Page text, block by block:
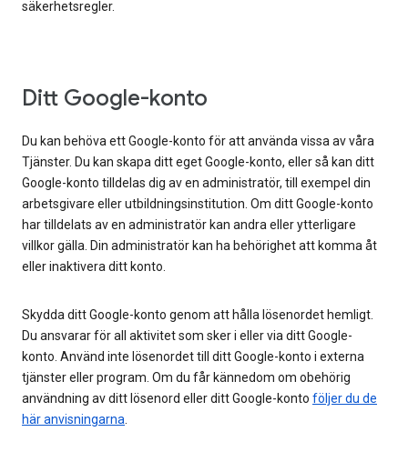
säkerhetsregler.
Ditt Google-konto
Du kan behöva ett Google-konto för att använda vissa av våra
Tjänster. Du kan skapa ditt eget Google-konto, eller så kan ditt
Google-konto tilldelas dig av en administratör, till exempel din
arbetsgivare eller utbildningsinstitution. Om ditt Google-konto
har tilldelats av en administratör kan andra eller ytterligare
villkor gälla. Din administratör kan ha behörighet att komma åt
eller inaktivera ditt konto.
Skydda ditt Google-konto genom att hålla lösenordet hemligt.
Du ansvarar för all aktivitet som sker i eller via ditt Google-
konto. Använd inte lösenordet till ditt Google-konto i externa
tjänster eller program. Om du får kännedom om obehörig
användning av ditt lösenord eller ditt Google-konto följer du de
här anvisningarna.